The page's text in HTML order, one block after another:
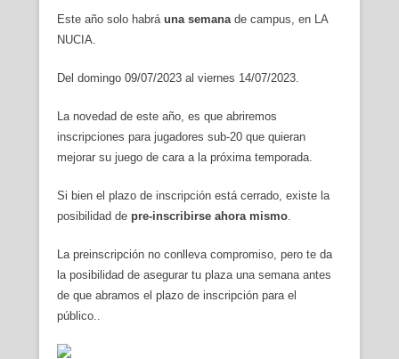
Este año solo habrá una semana de campus, en LA
NUCIA.
Del domingo 09/07/2023 al viernes 14/07/2023.
La novedad de este año, es que abriremos
inscripciones para jugadores sub-20 que quieran
mejorar su juego de cara a la próxima temporada.
Si bien el plazo de inscripción está cerrado, existe la
posibilidad de pre-inscribirse ahora mismo.
La preinscripción no conlleva compromiso, pero te da
la posibilidad de asegurar tu plaza una semana antes
de que abramos el plazo de inscripción para el
público..